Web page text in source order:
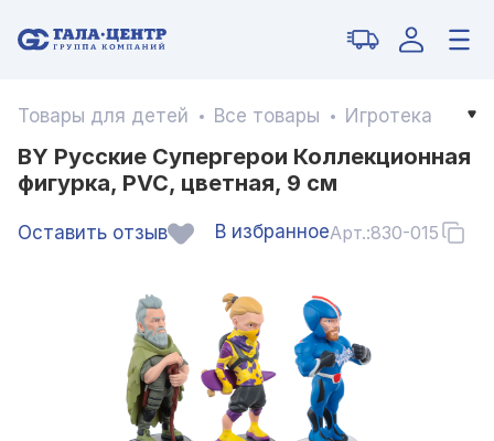
Товары для детей Все товары Игротека
BY Русские Супергерои Коллекционная
фигурка, PVC, цветная, 9 см
Оставить отзыв В избранноеАрт.:830-015